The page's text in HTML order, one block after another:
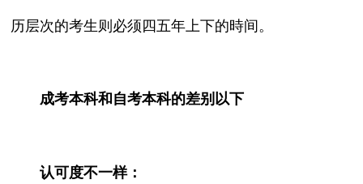
历层次的考生则必须四五年上下的時间。
成考本科和自考本科的差别以下
认可度不一样：